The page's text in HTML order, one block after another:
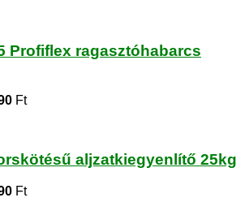
Profiflex ragasztóhabarcs
Ft
aljzatkiegyenlítő 25kg
Ft